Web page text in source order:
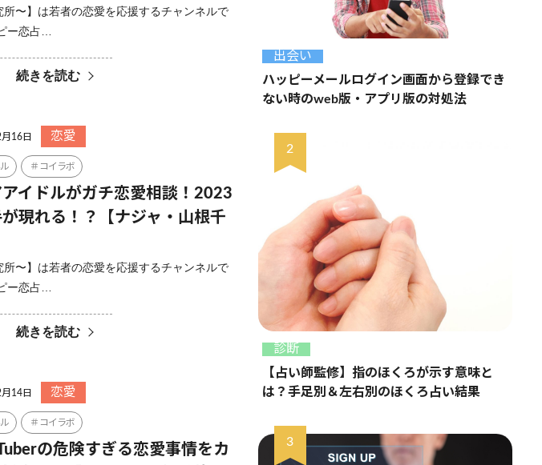
所〜】は若者の恋愛を応援するチャンネルで
ー恋占…
続きを読む
16日 恋愛
コイラボ
アイドルがガチ恋愛相談！2023
現れる！？【ナジャ・山根千
所〜】は若者の恋愛を応援するチャンネルで
ー恋占…
続きを読む
14日 恋愛
コイラボ
の危険すぎる恋愛事情をカ
出会い
ハッピーメールログイン画面から登録でき
ない時のweb版・アプリ版の対処法
診断
【占い師監修】指のほくろが示す意味と
は？手足別＆左右別のほくろ占い結果